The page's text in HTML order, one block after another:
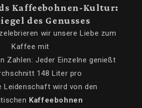
Kaffeebohnen-Kultur:
des Genusses
wir unsere Liebe zum
Kaffee mit
Zahlen: Jeder Einzelne genießt
148 Liter pro
Leidenschaft wird von den
Kaffeebohnen